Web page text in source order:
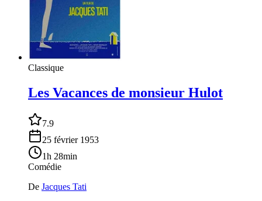
Classique
Les Vacances de monsieur Hulot
7.9
25 février 1953
1h 28min
Comédie
De Jacques Tati